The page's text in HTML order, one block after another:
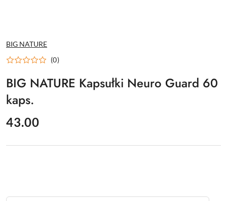
NAZWA
PRODUCENTA:
BIG NATURE
(0)
BIG NATURE Kapsułki Neuro Guard 60
kaps.
cena:
43.00